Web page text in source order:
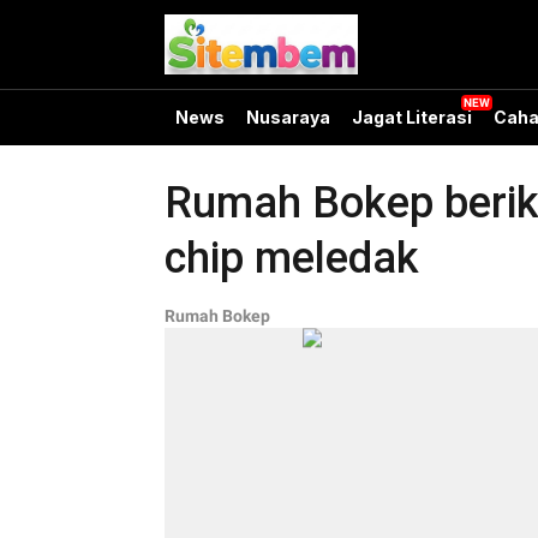
News Nusaraya Jagat Literasi
Rumah Bokep
chip meledak
Rumah Bokep